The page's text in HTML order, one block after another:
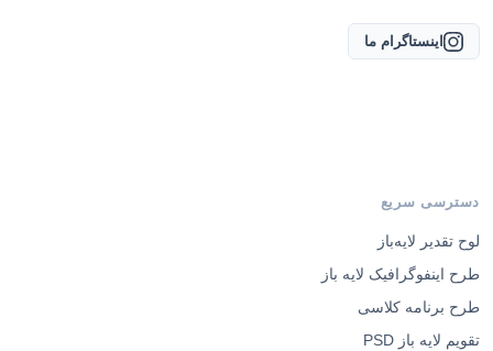
اینستاگرام ما
دسترسی سریع
لوح تقدیر لایه‌باز
طرح اینفوگرافیک لایه باز
طرح برنامه کلاسی
تقویم لایه باز PSD